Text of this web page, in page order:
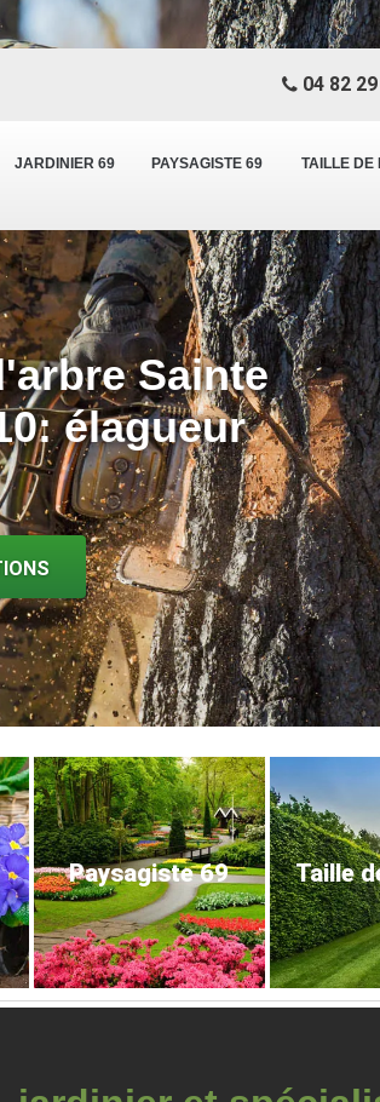
JARDINIER 69 PAYSAGISTE 69 TAILLE DE
04 82
Sainte
élagueur
Paysagiste 69 Taille